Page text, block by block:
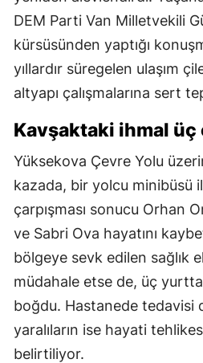
DEM Parti Van Milletvekili
kürsüsünden yaptığı
yıllardır süregelen ulaşım
altyapı çalışmalarına sert
Kavşaktaki ihmal üç
Yüksekova Çevre Yolu
kazada, bir yolcu minibüsü
çarpışması sonucu Orhan
ve Sabri Ova hayatını
bölgeye sevk edilen sağlık
müdahale etse de, üç
boğdu. Hastanede tedavisi
yaralıların ise hayati
belirtiliyor.